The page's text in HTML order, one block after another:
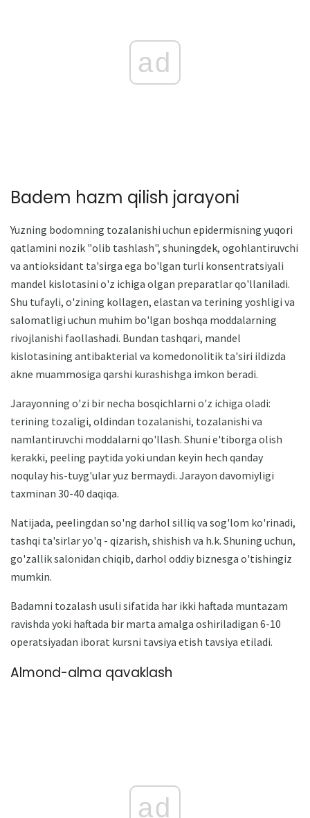
ad
Badem hazm qilish jarayoni
Yuzning bodomning tozalanishi uchun epidermisning yuqori
qatlamini nozik "olib tashlash", shuningdek, ogohlantiruvchi
va antioksidant ta'sirga ega bo'lgan turli konsentratsiyali
mandel kislotasini o'z ichiga olgan preparatlar qo'llaniladi.
Shu tufayli, o'zining kollagen, elastan va terining yoshligi va
salomatligi uchun muhim bo'lgan boshqa moddalarning
rivojlanishi faollashadi. Bundan tashqari, mandel
kislotasining antibakterial va komedonolitik ta'siri ildizda
akne muammosiga qarshi kurashishga imkon beradi.
Jarayonning o'zi bir necha bosqichlarni o'z ichiga oladi:
terining tozaligi, oldindan tozalanishi, tozalanishi va
namlantiruvchi moddalarni qo'llash. Shuni e'tiborga olish
kerakki, peeling paytida yoki undan keyin hech qanday
noqulay his-tuyg'ular yuz bermaydi. Jarayon davomiyligi
taxminan 30-40 daqiqa.
Natijada, peelingdan so'ng darhol silliq va sog'lom ko'rinadi,
tashqi ta'sirlar yo'q - qizarish, shishish va h.k. Shuning uchun,
go'zallik salonidan chiqib, darhol oddiy biznesga o'tishingiz
mumkin.
Badamni tozalash usuli sifatida har ikki haftada muntazam
ravishda yoki haftada bir marta amalga oshiriladigan 6-10
operatsiyadan iborat kursni tavsiya etish tavsiya etiladi.
Almond-alma qavaklash
ad